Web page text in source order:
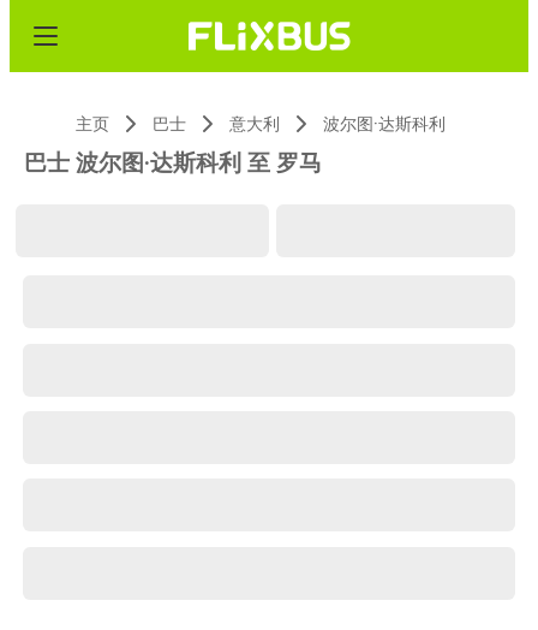
主页 巴士 意大利 波尔图·达斯科利
巴士 波尔图·达斯科利 至 罗马